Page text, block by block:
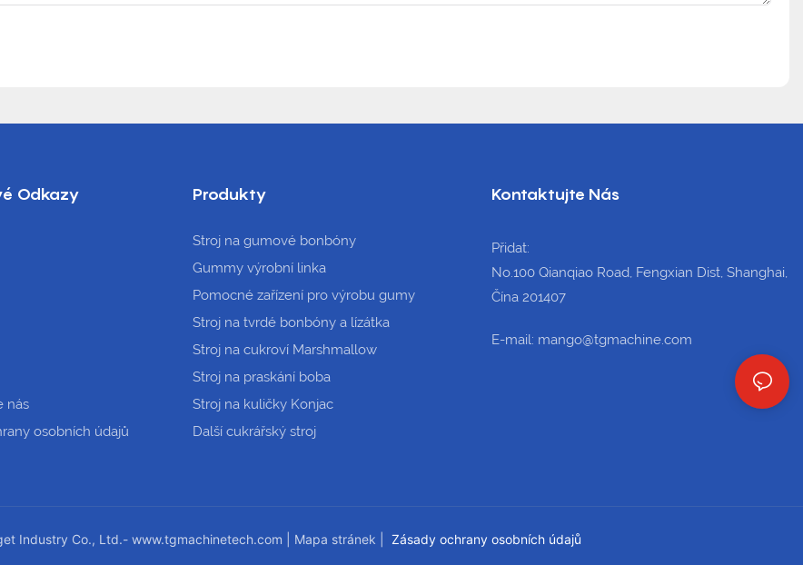
Odkazy
nás
osobních údajů
Produkty
Stroj na gumové bonbóny
Gummy výrobní linka
Pomocné zařízení pro výrobu gumy
Stroj na tvrdé bonbóny a lízátka
Stroj na cukroví Marshmallow
Stroj na praskání boba
Stroj na kuličky Konjac
Další cukrářský stroj
Kontaktujte Nás
Přidat:
No.100 Qianqiao Road, Fengxian Dist, Shanghai,
Čína 201407
E-mail: mango@tgmachine.com
Industry Co., Ltd.- www.tgmachinetech.com Mapa stránek Zásady ochrany osobních údajů